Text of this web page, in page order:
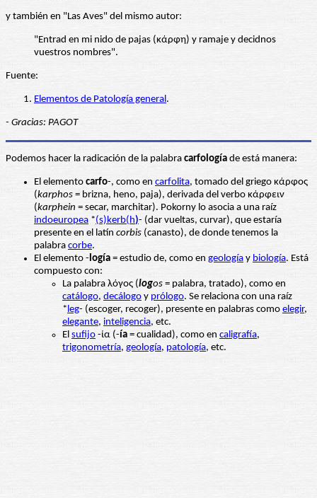
y también en "Las Aves" del mismo autor:
"Entrad en mi nido de pajas (κάρφη) y ramaje y decidnos
vuestros nombres".
Fuente:
Elementos de Patología general.
- Gracias: PAGOT
Podemos hacer la radicación de la palabra carfología de está manera:
El elemento carfo-, como en carfolita, tomado del griego κάρφος
(karphos = brizna, heno, paja), derivada del verbo κάρφειν
(karphein = secar, marchitar). Pokorny lo asocia a una raíz
indoeuropea *(s)kerb(h)- (dar vueltas, curvar), que estaría
presente en el latín corbis (canasto), de donde tenemos la
palabra corbe.
El elemento -logía = estudio de, como en geología y biología. Está
compuesto con:
La palabra λόγος (logos = palabra, tratado), como en
catálogo, decálogo y prólogo. Se relaciona con una raíz
*leg- (escoger, recoger), presente en palabras como elegir,
elegante, inteligencia, etc.
El sufijo -ία (-ía = cualidad), como en caligrafía,
trigonometría, geología, patología, etc.